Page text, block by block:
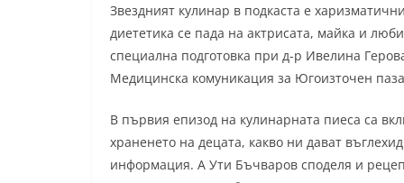
Звездният кулинар в подкаста е
диететика се пада на актрисата, майка и
специална подготовка при д-р Ивелина
Медицинска комуникация за Югоизточен
В първия епизод на кулинарната пиеса са
храненето на децата, какво ни дават
информация. А Ути Бъчваров споделя и